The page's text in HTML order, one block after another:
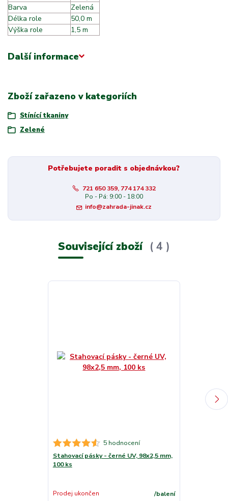
Barva
Zelená
Délka role
50,0 m
Výška role
1,5 m
Další informace
Zboží zařazeno v kategoriích
Stínící tkaniny
Zelené
Potřebujete poradit s objednávkou?
721 650 359, 774 174 332
Po - Pá: 9:00 - 18:00
info@zahrada-jinak.cz
Související zboží 4
5 hodnocení
Stahovací pásky - černé UV, 98x2,5 mm,
100 ks
/balení
Prodej ukončen